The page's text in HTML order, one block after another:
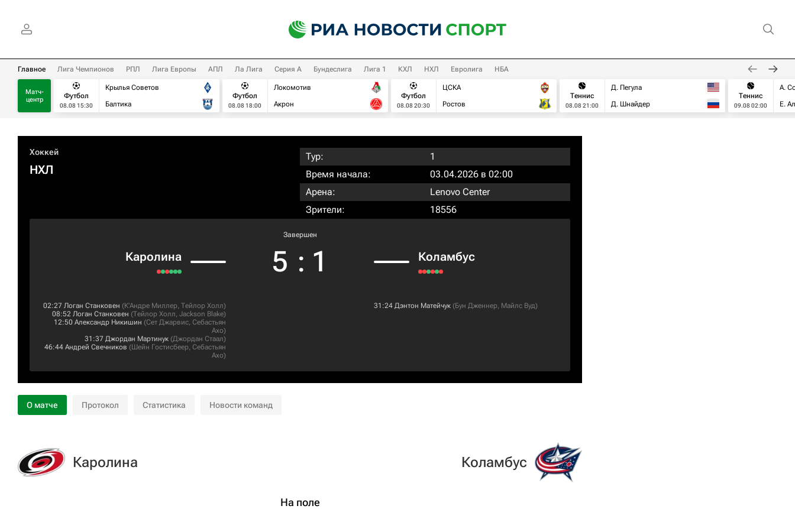
Главное Лига Чемпионов РПЛ Лига Европы АПЛ Ла Лига Серия А Бундеслига Лига 1 КХЛ НХЛ Евролига НБА
Матч-
центр
Футбол
08.08 15:30
Крылья Советов
Балтика
Футбол
08.08 18:00
Локомотив
Акрон
Футбол
08.08 20:30
ЦСКА
Ростов
Теннис
08.08 21:00
Д. Пегула
Д. Шнайдер
Теннис
09.08 02:00
А.
Е.
Хоккей
НХЛ
Тур:
1
Время начала:
03.04.2026 в 02:00
Арена:
Lenovo Center
Зрители:
18556
Каролина
Завершен
5 : 1 Коламбус
02:27 Логан Станковен (К'Андре Миллер, Тейлор Холл)
08:52 Логан Станковен (Тейлор Холл, Jackson Blake)
12:50 Александр Никишин (Сет Джарвис, Себастьян
Ахо)
31:37 Джордан Мартинук (Джордан Стаал)
46:44 Андрей Свечников (Шейн Гостисбеер, Себастьян
Ахо)
31:24 Дэнтон Матейчук (Бун Дженнер, Майлс Вуд)
О матче Протокол Статистика Новости команд
Каролина
На поле
Коламбус